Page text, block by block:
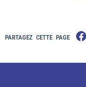
PARTAGEZ CETTE PAGE